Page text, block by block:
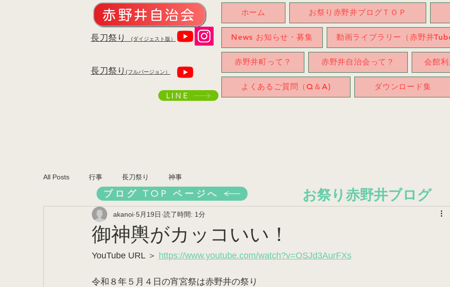
赤野井自治会
​長刀祭り (ダイジェスト版）
​長刀祭り (フルバージョン）
LINE
ホーム お祭り赤野井ブログＴＯＰ
News お知らせ・募集 動画ライブラリー（赤野井
赤野井町って？ 赤野井自治会って？ 会館
よくあるご質問（Q＆A) ダウンロード集
All Posts 行事 長刀祭り 神事
御神輿がカッコいい！
akanoi 5月19日 読了時間: 1分
YouTube URL ＞ https://www.youtube.com/watch?v=OSJd3AurFXs
令和８年５月４日の宵宮祭は赤野井の祭り
お祭り​赤野井ブログ
ブログ TOP ページへ